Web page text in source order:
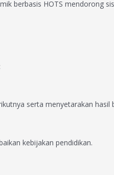
berbasis HOTS mendorong
serta menyetarakan
kebijakan pendidikan.